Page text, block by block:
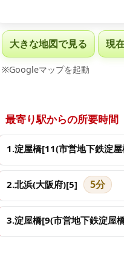
大きな地図で見る 現
※Googleマップを起動
最寄り駅からの所要時間
1.淀屋橋[11(市営地下鉄淀
2.北浜(大阪府)[5] 5分
3.淀屋橋[9(市営地下鉄淀屋